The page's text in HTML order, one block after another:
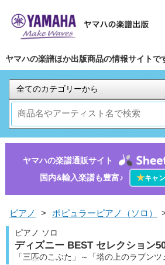
ヤマハの楽譜ほか出版商品の情報サイトで
ヤマハの楽譜通販サイト
国内&輸入楽譜も豊富♪
★キャ
ピアノ > ポピュラーピアノ（ソロ）
ピアノ ソロ
ディズニー BEST セレクション
「三匹のこぶた」～「塔の上のラプンツ